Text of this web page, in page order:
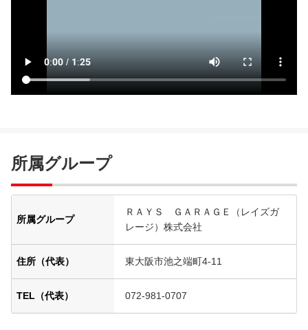
所属グループ
所属グループ
ＲＡＹＳ ＧＡＲＡＧＥ（レイズガ
レージ）株式会社
住所（代表） 東大阪市池之端町4-11
TEL（代表） 072-981-0707